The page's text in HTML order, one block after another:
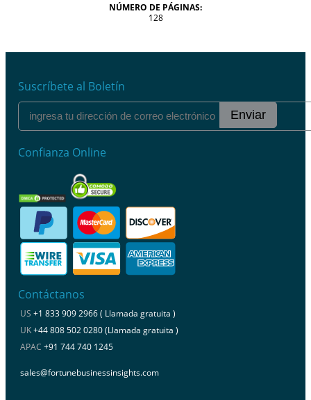
NÚMERO DE PÁGINAS:
128
Suscríbete al Boletín
Enviar
Confianza Online
Contáctanos
US +1 833 909 2966 ( Llamada gratuita )
UK+44 808 502 0280 (Llamada gratuita )
APAC +91 744 740 1245
sales@fortunebusinessinsights.com